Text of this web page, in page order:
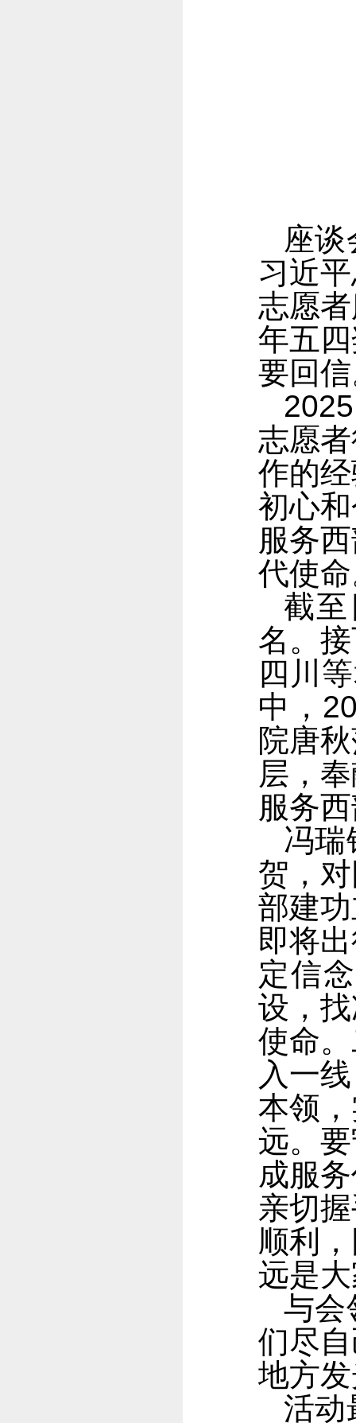
座
习近
志愿
年五
要回
志愿
作的
初心
服务
代使
截
名。
四川
中，
院唐
层，
服务
冯瑞
贺，
部建
即将
定信
设，
使命
入一
本领
远。
成服
亲切
顺利
远是
与会
们尽
地方
活动